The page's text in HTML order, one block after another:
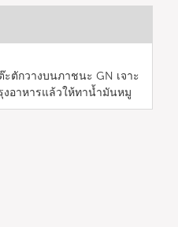
ตักวางบนภาชนะ GN เจาะ
อาหารแล้วให้ทาน้ำมันหมู